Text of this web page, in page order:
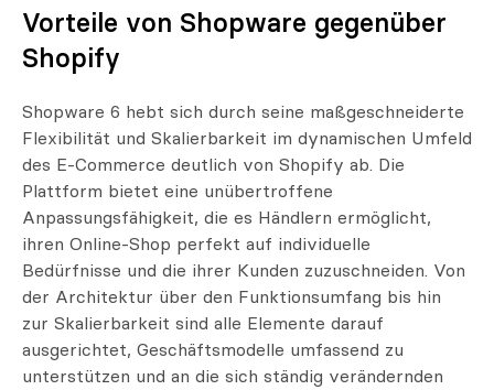
Vorteile von Shopware gegenüber
Shopify
Shopware 6 hebt sich durch seine maßgeschneiderte
Flexibilität und Skalierbarkeit im dynamischen Umfeld
des E-Commerce deutlich von Shopify ab. Die
Plattform bietet eine unübertroffene
Anpassungsfähigkeit, die es Händlern ermöglicht,
ihren Online-Shop perfekt auf individuelle
Bedürfnisse und die ihrer Kunden zuzuschneiden. Von
der Architektur über den Funktionsumfang bis hin
zur Skalierbarkeit sind alle Elemente darauf
ausgerichtet, Geschäftsmodelle umfassend zu
unterstützen und an die sich ständig verändernden